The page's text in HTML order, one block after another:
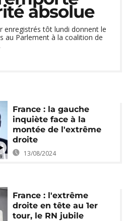
absolue
enregistrés tôt lundi donnent le
au Parlement à la coalition de
France : la gauche
inquiète face à la
montée de l'extrême
droite
13/08/2024
France : l'extrême
droite en tête au 1er
tour, le RN jubile